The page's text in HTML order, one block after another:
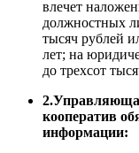
влечет
должностных
тысяч рублей
лет; на
до трехсот
кооператив
информации: